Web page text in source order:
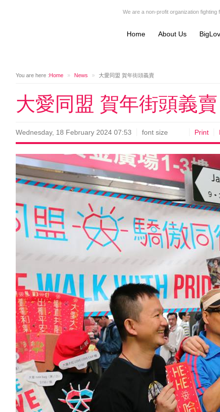
We are a non-profit organization
Home About Us
You are here :Home » News » 大愛同盟 賀年街頭義賣
大愛同盟 賀年街頭義賣
Wednesday, 18 February 2024 07:53 font size Print